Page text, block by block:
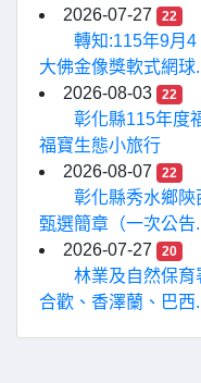
2026-07-27
22
轉知:115年9月
大佛金像獎軟式網球
2026-08-03
22
彰化縣115年度
福寶生態小旅行
2026-08-07
22
彰化縣秀水鄉陝
甄選簡章（一次公告
2026-07-27
20
林業及自然保育
合歡、香澤蘭、巴西